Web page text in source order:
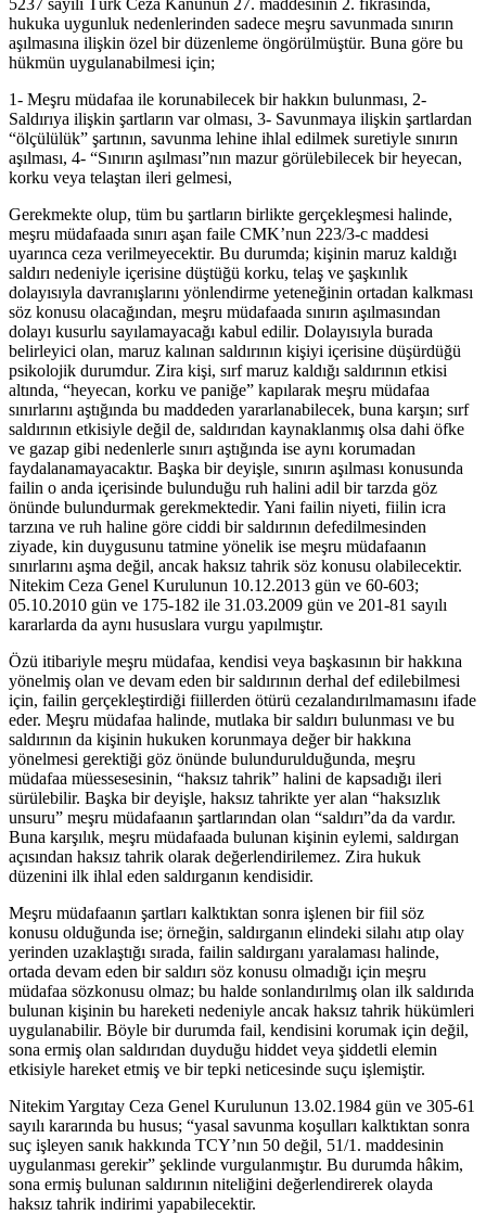
5237 sayılı Türk Ceza Kanunun 27. maddesinin 2. fıkrasında,
hukuka uygunluk nedenlerinden sadece meşru savunmada sınırın
aşılmasına ilişkin özel bir düzenleme öngörülmüştür. Buna göre bu
hükmün uygulanabilmesi için;
1- Meşru müdafaa ile korunabilecek bir hakkın bulunması, 2-
Saldırıya ilişkin şartların var olması, 3- Savunmaya ilişkin şartlardan
“ölçülülük” şartının, savunma lehine ihlal edilmek suretiyle sınırın
aşılması, 4- “Sınırın aşılması”nın mazur görülebilecek bir heyecan,
korku veya telaştan ileri gelmesi,
Gerekmekte olup, tüm bu şartların birlikte gerçekleşmesi halinde,
meşru müdafaada sınırı aşan faile CMK’nun 223/3-c maddesi
uyarınca ceza verilmeyecektir. Bu durumda; kişinin maruz kaldığı
saldırı nedeniyle içerisine düştüğü korku, telaş ve şaşkınlık
dolayısıyla davranışlarını yönlendirme yeteneğinin ortadan kalkması
söz konusu olacağından, meşru müdafaada sınırın aşılmasından
dolayı kusurlu sayılamayacağı kabul edilir. Dolayısıyla burada
belirleyici olan, maruz kalınan saldırının kişiyi içerisine düşürdüğü
psikolojik durumdur. Zira kişi, sırf maruz kaldığı saldırının etkisi
altında, “heyecan, korku ve paniğe” kapılarak meşru müdafaa
sınırlarını aştığında bu maddeden yararlanabilecek, buna karşın; sırf
saldırının etkisiyle değil de, saldırıdan kaynaklanmış olsa dahi öfke
ve gazap gibi nedenlerle sınırı aştığında ise aynı korumadan
faydalanamayacaktır. Başka bir deyişle, sınırın aşılması konusunda
failin o anda içerisinde bulunduğu ruh halini adil bir tarzda göz
önünde bulundurmak gerekmektedir. Yani failin niyeti, fiilin icra
tarzına ve ruh haline göre ciddi bir saldırının defedilmesinden
ziyade, kin duygusunu tatmine yönelik ise meşru müdafaanın
sınırlarını aşma değil, ancak haksız tahrik söz konusu olabilecektir.
Nitekim Ceza Genel Kurulunun 10.12.2013 gün ve 60-603;
05.10.2010 gün ve 175-182 ile 31.03.2009 gün ve 201-81 sayılı
kararlarda da aynı hususlara vurgu yapılmıştır.
Özü itibariyle meşru müdafaa, kendisi veya başkasının bir hakkına
yönelmiş olan ve devam eden bir saldırının derhal def edilebilmesi
için, failin gerçekleştirdiği fiillerden ötürü cezalandırılmamasını ifade
eder. Meşru müdafaa halinde, mutlaka bir saldırı bulunması ve bu
saldırının da kişinin hukuken korunmaya değer bir hakkına
yönelmesi gerektiği göz önünde bulundurulduğunda, meşru
müdafaa müessesesinin, “haksız tahrik” halini de kapsadığı ileri
sürülebilir. Başka bir deyişle, haksız tahrikte yer alan “haksızlık
unsuru” meşru müdafaanın şartlarından olan “saldırı”da da vardır.
Buna karşılık, meşru müdafaada bulunan kişinin eylemi, saldırgan
açısından haksız tahrik olarak değerlendirilemez. Zira hukuk
düzenini ilk ihlal eden saldırganın kendisidir.
Meşru müdafaanın şartları kalktıktan sonra işlenen bir fiil söz
konusu olduğunda ise; örneğin, saldırganın elindeki silahı atıp olay
yerinden uzaklaştığı sırada, failin saldırganı yaralaması halinde,
ortada devam eden bir saldırı söz konusu olmadığı için meşru
müdafaa sözkonusu olmaz; bu halde sonlandırılmış olan ilk saldırıda
bulunan kişinin bu hareketi nedeniyle ancak haksız tahrik hükümleri
uygulanabilir. Böyle bir durumda fail, kendisini korumak için değil,
sona ermiş olan saldırıdan duyduğu hiddet veya şiddetli elemin
etkisiyle hareket etmiş ve bir tepki neticesinde suçu işlemiştir.
Nitekim Yargıtay Ceza Genel Kurulunun 13.02.1984 gün ve 305-61
sayılı kararında bu husus; “yasal savunma koşulları kalktıktan sonra
suç işleyen sanık hakkında TCY’nın 50 değil, 51/1. maddesinin
uygulanması gerekir” şeklinde vurgulanmıştır. Bu durumda hâkim,
sona ermiş bulunan saldırının niteliğini değerlendirerek olayda
haksız tahrik indirimi yapabilecektir.